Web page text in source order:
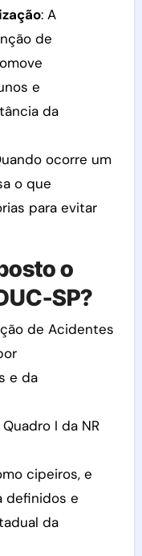
: A
de
e
da
ocorre um
o que
para evitar
o
SP?
de Acidentes
e da
I da NR
cipeiros, e
definidos e
da